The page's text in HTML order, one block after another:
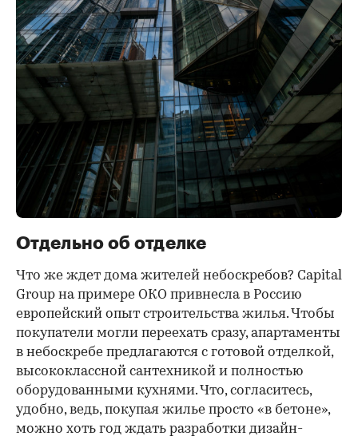
Отдельно об отделке
Что же ждет дома жителей небоскребов? Capital
Group на примере ОКО привнесла в Россию
европейский опыт строительства жилья. Чтобы
покупатели могли переехать сразу, апартаменты
в небоскребе предлагаются с готовой отделкой,
высококлассной сантехникой и полностью
оборудованными кухнями. Что, согласитесь,
удобно, ведь, покупая жилье просто «в бетоне»,
можно хоть год ждать разработки дизайн-